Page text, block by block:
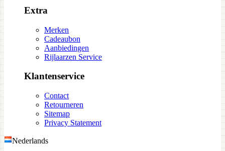
Extra
Merken
Cadeaubon
Aanbiedingen
Rijlaarzen Service
Klantenservice
Contact
Retourneren
Sitemap
Privacy Statement
Nederlands